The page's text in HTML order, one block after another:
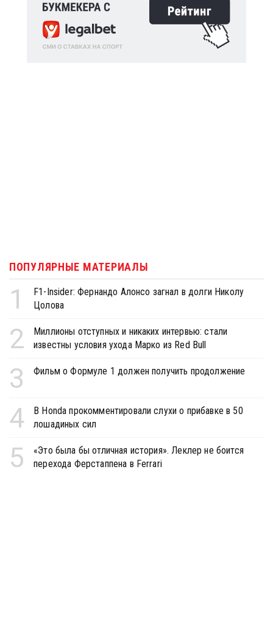
ПОПУЛЯРНЫЕ МАТЕРИАЛЫ
1
F1-Insider: Фернандо Алонсо загнал в долги Николу
Цолова
2
Миллионы отступных и никаких интервью: стали
известны условия ухода Марко из Red Bull
3 Фильм о Формуле 1 должен получить продолжение
4
В Honda прокомментировали слухи о прибавке в 50
лошадиных сил
5
«Это была бы отличная история». Леклер не боится
перехода Ферстаппена в Ferrari